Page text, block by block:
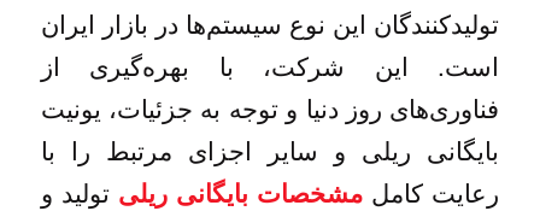
تولیدکنندگان این نوع سیستم‌ها در بازار ایران
است. این شرکت، با بهره‌گیری از
فناوری‌های روز دنیا و توجه به جزئیات، یونیت
بایگانی ریلی و سایر اجزای مرتبط را با
رعایت کامل مشخصات بایگانی ریلی تولید و